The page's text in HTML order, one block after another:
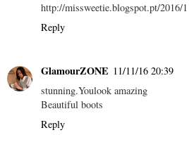
http://missweetie.blogspot.pt/2016/
Reply
GlamourZONE 11/11/16 20:39
stunning.Youlook amazing
Beautiful boots
Reply